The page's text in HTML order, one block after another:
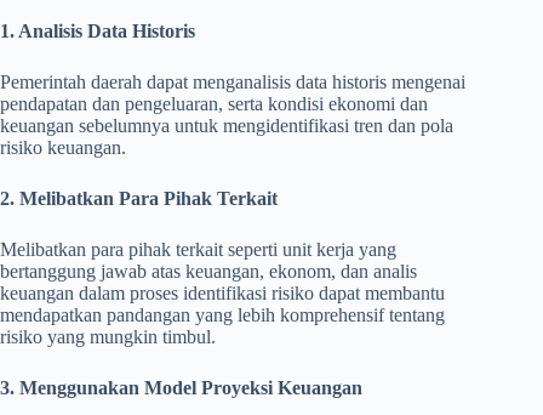
1. Analisis Data Historis
Pemerintah daerah dapat menganalisis data historis mengenai
pendapatan dan pengeluaran, serta kondisi ekonomi dan
keuangan sebelumnya untuk mengidentifikasi tren dan pola
risiko keuangan.
2. Melibatkan Para Pihak Terkait
Melibatkan para pihak terkait seperti unit kerja yang
bertanggung jawab atas keuangan, ekonom, dan analis
keuangan dalam proses identifikasi risiko dapat membantu
mendapatkan pandangan yang lebih komprehensif tentang
risiko yang mungkin timbul.
3. Menggunakan Model Proyeksi Keuangan